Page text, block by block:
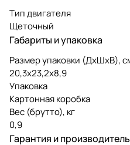
Тип двигателя
Щеточный
Габариты и упаковка
Размер упаковки (ДxШxВ),
20,3x23,2x8,9
Упаковка
Картонная коробка
Вес (брутто), кг
0,9
Гарантия и производитель